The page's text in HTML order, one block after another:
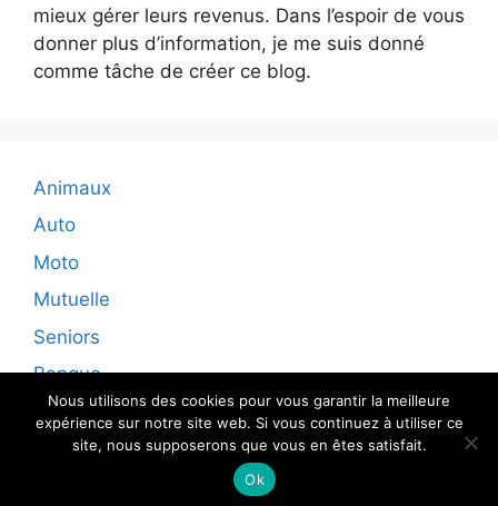
mieux gérer leurs revenus. Dans l’espoir de vous
donner plus d’information, je me suis donné
comme tâche de créer ce blog.
Animaux
Auto
Moto
Mutuelle
Seniors
Banque
© 2026 - Tous droits reservés
Nous utilisons des cookies pour vous garantir la meilleure
expérience sur notre site web. Si vous continuez à utiliser ce
site, nous supposerons que vous en êtes satisfait.
Ok